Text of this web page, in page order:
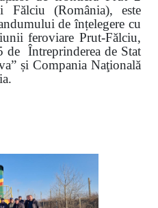
Fălciu (România), este
de înțelegere cu
feroviare Prut-Fălciu,
de Întreprinderea de Stat
și Compania Naţională